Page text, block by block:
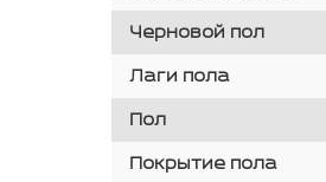
Черновой пол
Лаги пола
Пол
Покрытие пола